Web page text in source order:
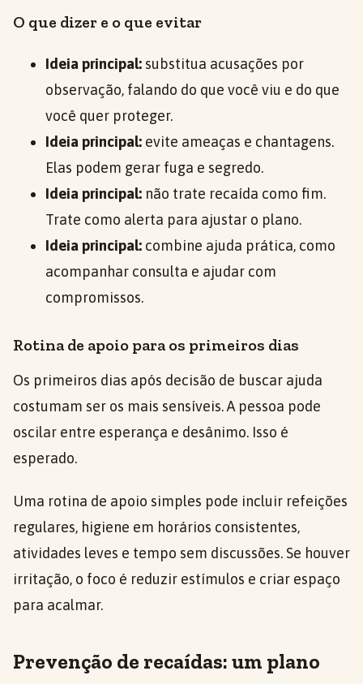
O que dizer e o que evitar
Ideia principal: substitua acusações por
observação, falando do que você viu e do que
você quer proteger.
Ideia principal: evite ameaças e chantagens.
Elas podem gerar fuga e segredo.
Ideia principal: não trate recaída como fim.
Trate como alerta para ajustar o plano.
Ideia principal: combine ajuda prática, como
acompanhar consulta e ajudar com
compromissos.
Rotina de apoio para os primeiros dias
Os primeiros dias após decisão de buscar ajuda
costumam ser os mais sensíveis. A pessoa pode
oscilar entre esperança e desânimo. Isso é
esperado.
Uma rotina de apoio simples pode incluir refeições
regulares, higiene em horários consistentes,
atividades leves e tempo sem discussões. Se houver
irritação, o foco é reduzir estímulos e criar espaço
para acalmar.
Prevenção de recaídas: um plano